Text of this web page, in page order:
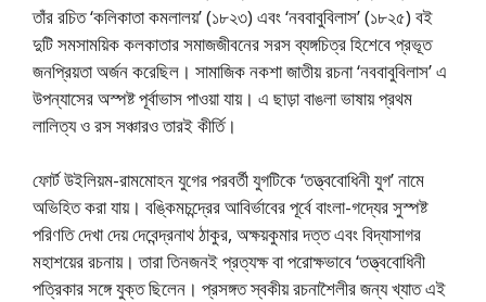
তাঁর রচিত ‘কলিকাতা কমলালয়’ (১৮২৩) এবং ‘নববাবুবিলাস’ (১৮২৫) বই
দুটি সমসাময়িক কলকাতার সমাজজীবনের সরস ব্যঙ্গচিত্র হিশেবে প্রভূত
জনপ্রিয়তা অর্জন করেছিল। সামাজিক নকশা জাতীয় রচনা ‘নববাবুবিলাস’ এ
উপন্যাসের অস্পষ্ট পূর্বাভাস পাওয়া যায়। এ ছাড়া বাঙলা ভাষায় প্রথম
লালিত্য ও রস সঞ্চারও তারই কীর্তি।
ফোর্ট উইলিয়ম-রামমােহন যুগের পরবর্তী যুগটিকে ‘তত্ত্ববােধিনী যুগ’ নামে
অভিহিত করা যায়। বঙ্কিমচন্দ্রের আবির্ভাবের পূর্বে বাংলা-গদ্যের সুস্পষ্ট
পরিণতি দেখা দেয় দেবেন্দ্রনাথ ঠাকুর, অক্ষয়কুমার দত্ত এবং বিদ্যাসাগর
মহাশয়ের রচনায়। তারা তিনজনই প্রত্যক্ষ বা পরােক্ষভাবে ‘তত্ত্ববােধিনী
পত্রিকার সঙ্গে যুক্ত ছিলেন। প্রসঙ্গত স্বকীয় রচনাশৈলীর জন্য খ্যাত এই